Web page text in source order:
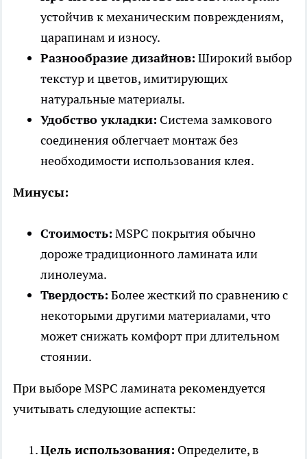
устойчив к механическим повреждениям,
царапинам и износу.
Разнообразие дизайнов: Широкий выбор
текстур и цветов, имитирующих
натуральные материалы.
Удобство укладки: Система замкового
соединения облегчает монтаж без
необходимости использования клея.
Минусы:
Стоимость: MSPC покрытия обычно
дороже традиционного ламината или
линолеума.
Твердость: Более жесткий по сравнению с
некоторыми другими материалами, что
может снижать комфорт при длительном
стоянии.
При выборе MSPC ламината рекомендуется
учитывать следующие аспекты:
Цель использования: Определите, в